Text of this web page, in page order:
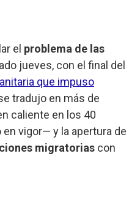
el problema de las
jueves, con el final del
que impuso
tradujo en más de
caliente en los 40
vigor— y la apertura de
migratorias con